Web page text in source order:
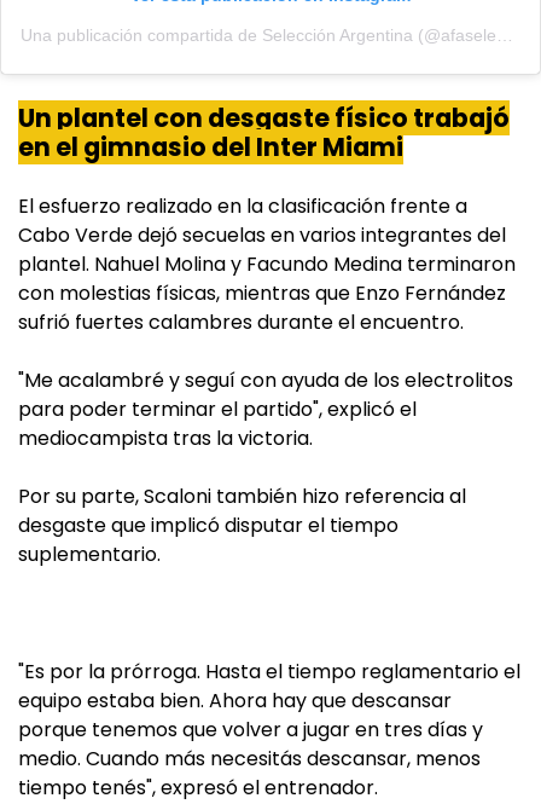
Una publicación compartida de Selección Argentina (@afaseleccion)
Un plantel con desgaste físico trabajó
en el gimnasio del Inter Miami
El esfuerzo realizado en la clasificación frente a
Cabo Verde dejó secuelas en varios integrantes del
plantel. Nahuel Molina y Facundo Medina terminaron
con molestias físicas, mientras que Enzo Fernández
sufrió fuertes calambres durante el encuentro.
"Me acalambré y seguí con ayuda de los electrolitos
para poder terminar el partido", explicó el
mediocampista tras la victoria.
Por su parte, Scaloni también hizo referencia al
desgaste que implicó disputar el tiempo
suplementario.
"Es por la prórroga. Hasta el tiempo reglamentario el
equipo estaba bien. Ahora hay que descansar
porque tenemos que volver a jugar en tres días y
medio. Cuando más necesitás descansar, menos
tiempo tenés", expresó el entrenador.